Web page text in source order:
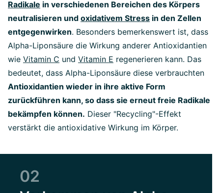
Radikale in verschiedenen Bereichen des Körpers
neutralisieren und oxidativem Stress in den Zellen
entgegenwirken. Besonders bemerkenswert ist, dass
Alpha-Liponsäure die Wirkung anderer Antioxidantien
wie Vitamin C und Vitamin E regenerieren kann. Das
bedeutet, dass Alpha-Liponsäure diese verbrauchten
Antioxidantien wieder in ihre aktive Form
zurückführen kann, so dass sie erneut freie Radikale
bekämpfen können. Dieser "Recycling"-Effekt
verstärkt die antioxidative Wirkung im Körper.
02